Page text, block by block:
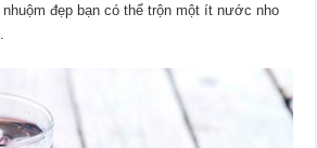
đẹp bạn có thể trộn một ít nước nho